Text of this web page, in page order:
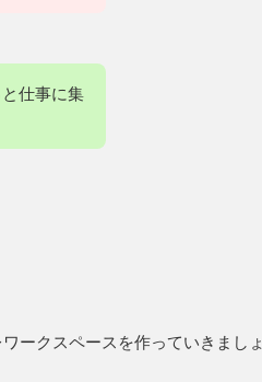
仕事に集
ークスペースを作っていきましょ